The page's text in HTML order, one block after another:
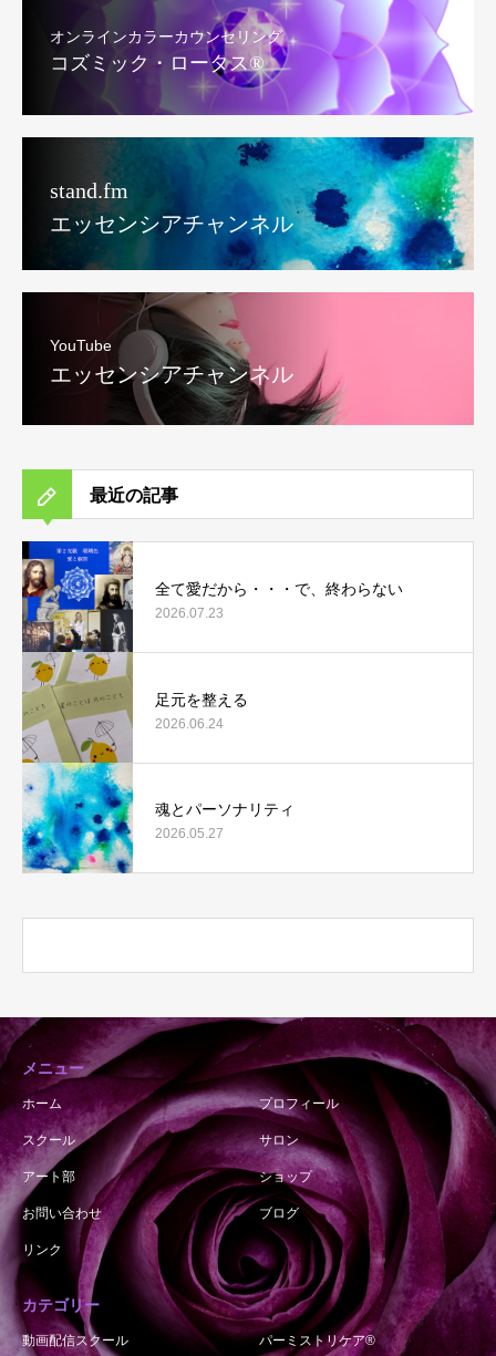
オンラインカラーカウンセリング
コズミック・ロータス®︎
stand.fm
エッセンシアチャンネル
YouTube
エッセンシアチャンネル
最近の記事
全て愛だから・・・で、終わらない
2026.07.23
足元を整える
2026.06.24
魂とパーソナリティ
2026.05.27
メニュー
ホーム プロフィール
スクール サロン
アート部 ショップ
お問い合わせ ブログ
リンク
カテゴリー
動画配信スクール パーミストリケア®︎